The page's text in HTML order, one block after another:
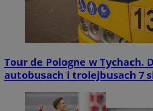
Tour de Pologne w Tychach.
autobusach i trolejbusach 7